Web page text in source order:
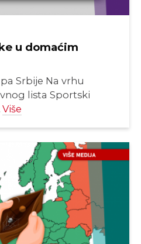
u domaćim
Srbije Na vrhu
lista Sportski
Više